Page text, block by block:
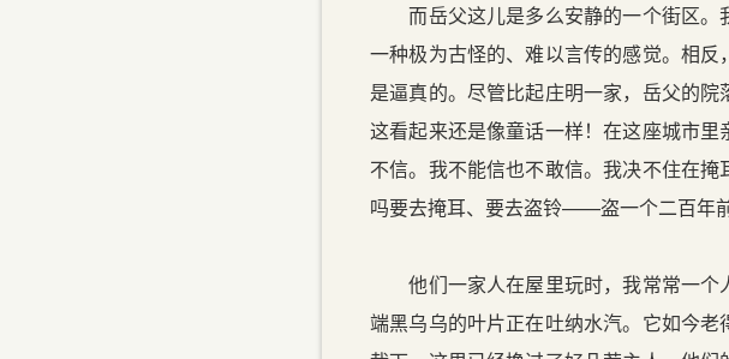
而岳父这儿是多么安静的一个街区。
一种极为古怪的、难以言传的感觉。相
是逼真的。尽管比起庄明一家，岳父的
这看起来还是像童话一样！在这座城市
不信。我不能信也不敢信。我决不住在
吗要去掩耳、要去盗铃——盗一个二百年
他们一家人在屋里玩时，我常常一个
端黑乌乌的叶片正在吐纳水汽。它如今